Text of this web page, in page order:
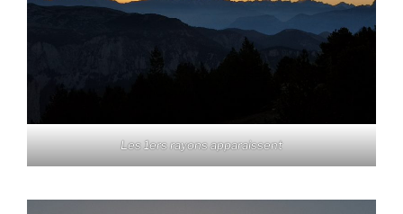
Les 1ers rayons apparaissent